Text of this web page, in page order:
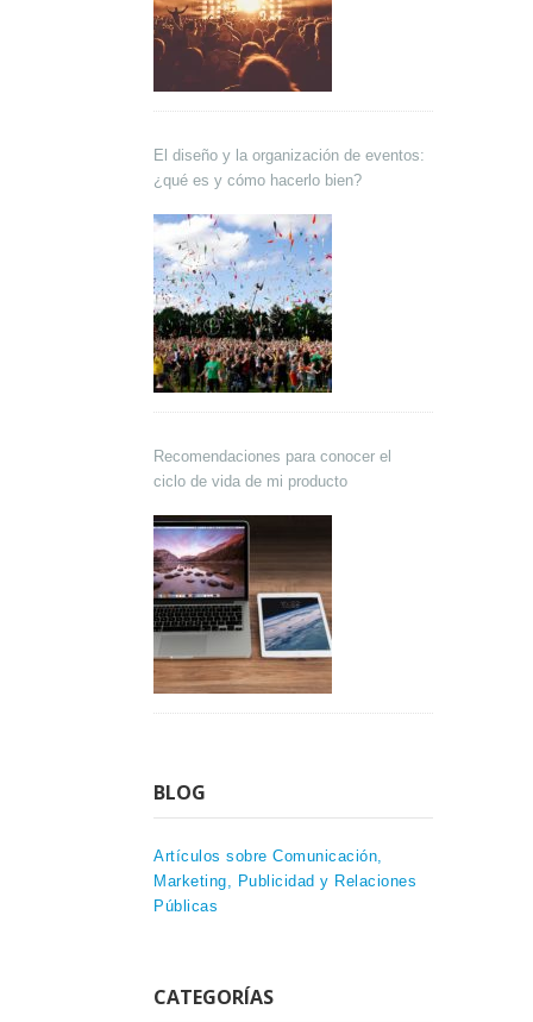
El diseño y la organización de eventos:
¿qué es y cómo hacerlo bien?
Recomendaciones para conocer el
ciclo de vida de mi producto
BLOG
Artículos sobre Comunicación,
Marketing, Publicidad y Relaciones
Públicas
CATEGORÍAS